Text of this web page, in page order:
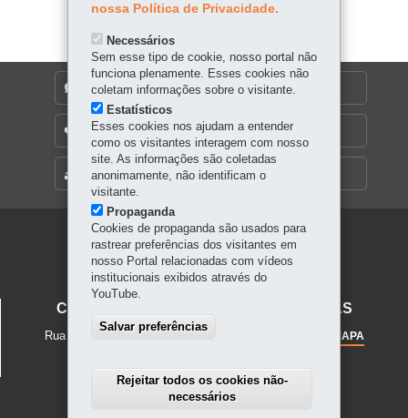
MAPA DO SITE
DENUNCIE CORRUPÇÃO
OUVIDORIA
Navegação
principal
CENTRO JUVENIL DE ARTES PLÁSTICAS
Rua Mateus Leme, 56- 80.510-190 MAPA
nossa Política de Privacidade.
Necessários
Sem esse tipo de cookie, nosso portal não
funciona plenamente. Esses cookies não
coletam informações sobre o visitante.
Estatísticos
Esses cookies nos ajudam a entender
como os visitantes interagem com nosso
site. As informações são coletadas
anonimamente, não identificam o
visitante.
Propaganda
Cookies de propaganda são usados para
rastrear preferências dos visitantes em
nosso Portal relacionadas com vídeos
institucionais exibidos através do
YouTube.
Salvar preferências
Rejeitar todos os cookies não-
necessários